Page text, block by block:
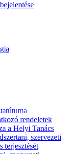
rendeletek
a Helyi Tanács
szervezeti
terjesztését